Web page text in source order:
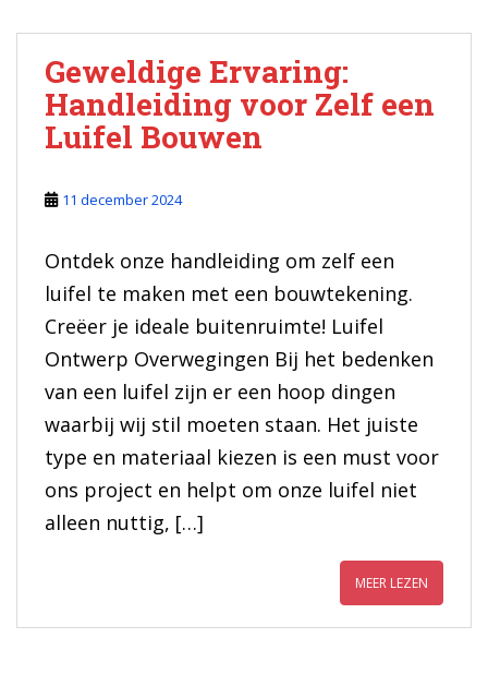
Geweldige Ervaring:
Handleiding voor Zelf een
Luifel Bouwen
11 december 2024
Ontdek onze handleiding om zelf een
luifel te maken met een bouwtekening.
Creëer je ideale buitenruimte! Luifel
Ontwerp Overwegingen Bij het bedenken
van een luifel zijn er een hoop dingen
waarbij wij stil moeten staan. Het juiste
type en materiaal kiezen is een must voor
ons project en helpt om onze luifel niet
alleen nuttig, […]
MEER LEZEN